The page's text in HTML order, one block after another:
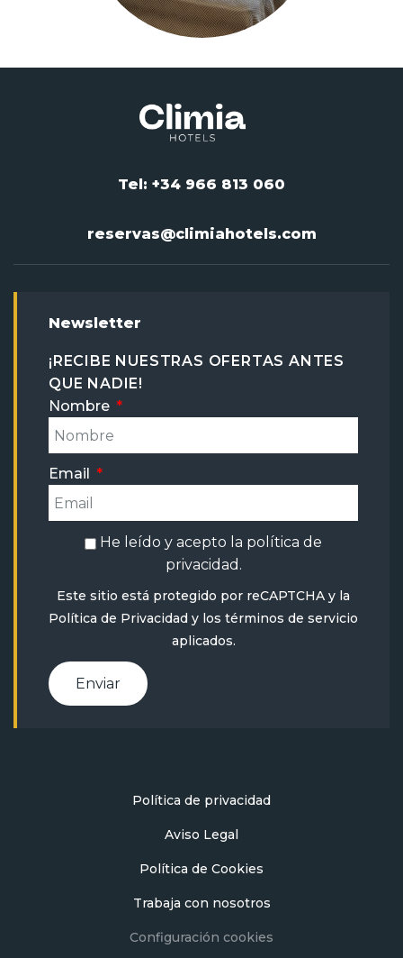
Tel: +34 966 813 060
reservas@climiahotels.com
Newsletter
¡RECIBE NUESTRAS OFERTAS ANTES
QUE NADIE!
Nombre
Email
He leído y acepto la política de
privacidad .
Este sitio está protegido por reCAPTCHA y la
Política de Privacidad y los términos de servicio
aplicados.
Enviar
Política de privacidad
Aviso Legal
Política de Cookies
Trabaja con nosotros
Configuración cookies